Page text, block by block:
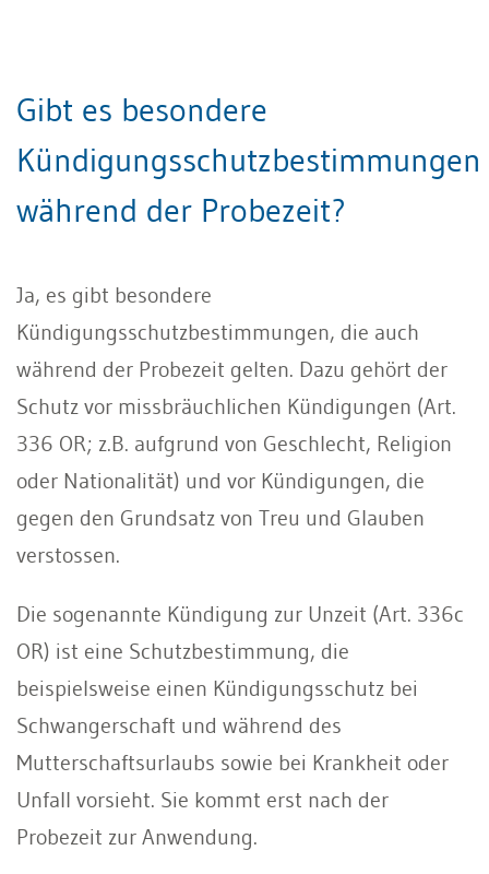
Gibt es besondere
Kündigungsschutzbestimmungen
während der Probezeit?
Ja, es gibt besondere
Kündigungsschutzbestimmungen, die auch
während der Probezeit gelten. Dazu gehört der
Schutz vor missbräuchlichen Kündigungen (Art.
336 OR; z.B. aufgrund von Geschlecht, Religion
oder Nationalität) und vor Kündigungen, die
gegen den Grundsatz von Treu und Glauben
verstossen.
Die sogenannte Kündigung zur Unzeit (Art. 336c
OR) ist eine Schutzbestimmung, die
beispielsweise einen Kündigungsschutz bei
Schwangerschaft und während des
Mutterschaftsurlaubs sowie bei Krankheit oder
Unfall vorsieht. Sie kommt erst nach der
Probezeit zur Anwendung.